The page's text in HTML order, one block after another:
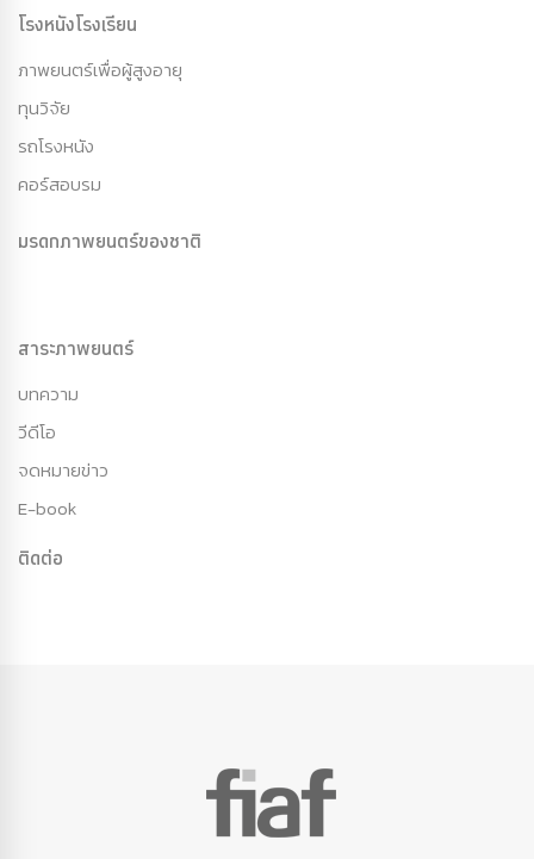
โรงหนังโรงเรียน
ภาพยนตร์เพื่อผู้สูงอายุ
ทุนวิจัย
รถโรงหนัง
คอร์สอบรม
มรดกภาพยนตร์ของชาติ
สาระภาพยนตร์
บทความ
วีดีโอ
จดหมายข่าว
E-book
ติดต่อ